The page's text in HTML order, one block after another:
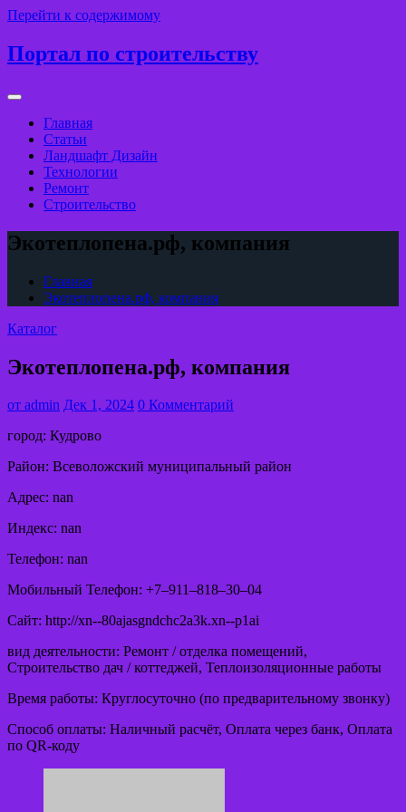
Перейти к содержимому
Портал по строительству
Главная
Статьи
Ландшафт Дизайн
Технологии
Ремонт
Строительство
Экотеплопена.рф, компания
Главная
Экотеплопена.рф, компания
Каталог
Экотеплопена.рф, компания
от admin Дек 1, 2024 0 Комментарий
город: Кудрово
Район: Всеволожский муниципальный район
Адрес: nan
Индекс: nan
Телефон: nan
Мобильный Телефон: +7‒911‒818‒30‒04
Сайт: http://xn--80ajasgndchc2a3k.xn--p1ai
вид деятельности: Ремонт / отделка помещений,
Строительство дач / коттеджей, Теплоизоляционные работы
Время работы: Круглосуточно (по предварительному звонку)
Способ оплаты: Наличный расчёт, Оплата через банк, Оплата
по QR-коду